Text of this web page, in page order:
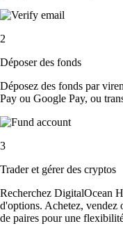
2
Déposer des fonds
Déposez des fonds par
Pay ou Google Pay, ou
3
Trader et gérer des cryptos
Recherchez DigitalOcean
d'options. Achetez, vendez
de paires pour une